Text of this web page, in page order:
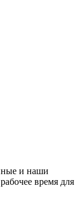
и наши
время для